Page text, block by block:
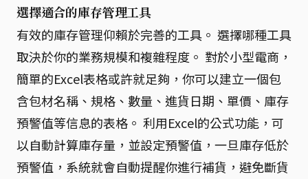
選擇適合的庫存管理工具
有效的庫存管理仰賴於完善的工具。 選擇哪種工具
取決於你的業務規模和複雜程度。 對於小型電商，
簡單的Excel表格或許就足夠，你可以建立一個包
含包材名稱、規格、數量、進貨日期、單價、庫存
預警值等信息的表格。 利用Excel的公式功能，可
以自動計算庫存量，並設定預警值，一旦庫存低於
預警值，系統就會自動提醒你進行補貨，避免斷貨